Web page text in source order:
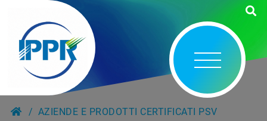
AZIENDE E PRODOTTI CERTIFICATI PSV